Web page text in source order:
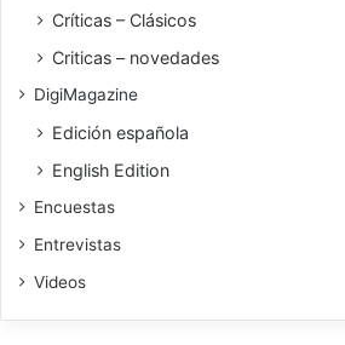
Críticas – Clásicos
Criticas – novedades
DigiMagazine
Edición española
English Edition
Encuestas
Entrevistas
Videos